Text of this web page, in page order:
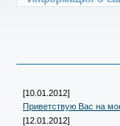
[10.01.2012]
Приветствую Вас на
[12.01.2012]